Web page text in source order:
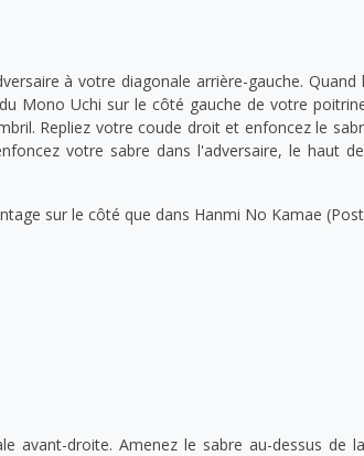
à votre diagonale arrière-gauche.
Mono Uchi sur le côté gauche de votre
Repliez votre coude droit et enfoncez le
votre sabre dans l'adversaire, le haut
sur le côté que dans Hanmi No Kamae
avant-droite. Amenez le sabre au-dessus de